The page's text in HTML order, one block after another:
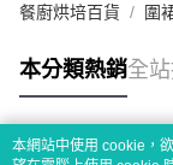
餐廚烘培百貨 圍
本分類熱銷全
本網站中使用 cookie，